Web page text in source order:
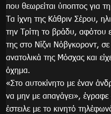
που θεωρείται ύποπτος για
Τα ίχνη της Κάθριν Σέρου,
την Τρίτη το βράδυ, αφότου
της στο Νίζνι Νόβγκοροντ,
ανατολικά της Μόσχας και
όχημα.
«Στο αυτοκίνητο με έναν
να μην με απαγάγει»,
έστειλε με το κινητό